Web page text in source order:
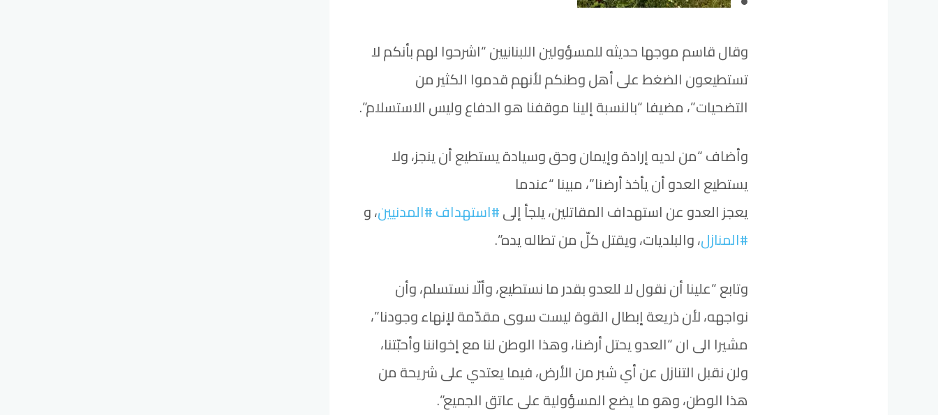
وقال قاسم موجها حديثه للمسؤولين اللبنانيين “اشرحوا لهم بأنكم لا
تستطيعون الضغط على أهل وطنكم لأنهم قدموا الكثير من
التضحيات”، مضيفا “بالنسبة إلينا موقفنا هو الدفاع وليس الاستسلام”.
وأضاف “من لديه إرادة وإيمان وحق وسيادة يستطيع أن ينجز، ولا
يستطيع العدو أن يأخذ أرضنا”، مبينا “عندما
يعجز العدو عن استهداف المقاتلين، يلجأ إلى#استهداف#المدنيين، و
#المنازل، والبلديات، ويقتل كلّ من تطاله يده”.
وتابع “علينا أن نقول لا للعدو بقدر ما نستطيع، وألّا نستسلم، وأن
نواجهه، لأن ذريعة إبطال القوة ليست سوى مقدّمة لإنهاء وجودنا”،
مشيرا الى ان “العدو يحتل أرضنا، وهذا الوطن لنا مع إخواننا وأحبّتنا،
ولن نقبل التنازل عن أي شبر من الأرض، فيما يعتدي على شريحة من
هذا الوطن، وهو ما يضع المسؤولية على عاتق الجميع”.